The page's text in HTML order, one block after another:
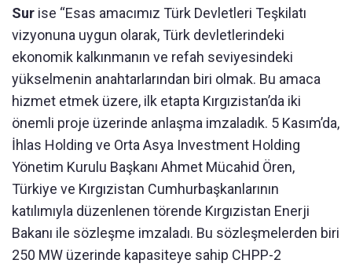
Sur ise “Esas amacımız Türk Devletleri Teşkilatı
vizyonuna uygun olarak, Türk devletlerindeki
ekonomik kalkınmanın ve refah seviyesindeki
yükselmenin anahtarlarından biri olmak. Bu amaca
hizmet etmek üzere, ilk etapta Kırgızistan’da iki
önemli proje üzerinde anlaşma imzaladık. 5 Kasım’da,
İhlas Holding ve Orta Asya Investment Holding
Yönetim Kurulu Başkanı Ahmet Mücahid Ören,
Türkiye ve Kırgızistan Cumhurbaşkanlarının
katılımıyla düzenlenen törende Kırgızistan Enerji
Bakanı ile sözleşme imzaladı. Bu sözleşmelerden biri
250 MW üzerinde kapasiteye sahip CHPP-2